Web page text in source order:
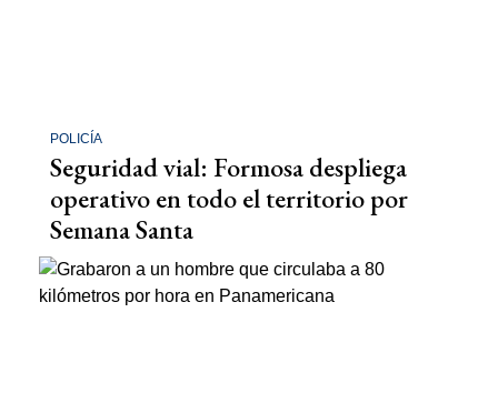
POLICÍA
Seguridad vial: Formosa despliega
operativo en todo el territorio por
Semana Santa